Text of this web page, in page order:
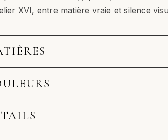
XVI, entre matière vraie et silence